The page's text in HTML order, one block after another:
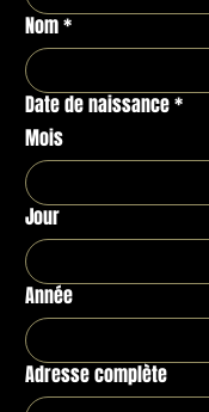
Nom*
Date de naissance*
Mois
Jour
Année
Adresse complète